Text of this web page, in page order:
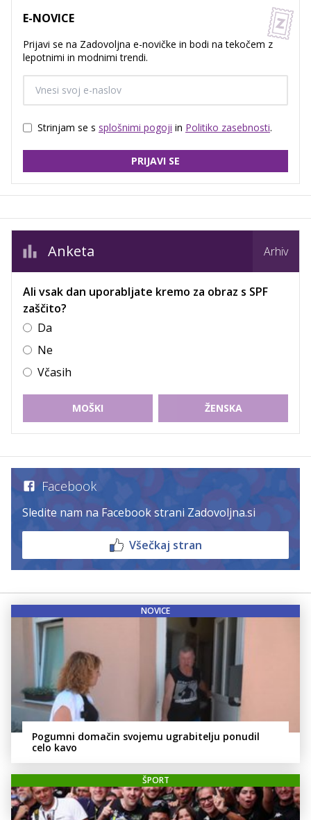
E-NOVICE
Prijavi se na Zadovoljna e-novičke in bodi na tekočem z
lepotnimi in modnimi trendi.
Strinjam se s splošnimi pogoji in Politiko zasebnosti.
PRIJAVI SE
Anketa Arhiv
Ali vsak dan uporabljate kremo za obraz s SPF
zaščito?
Da
Ne
Včasih
MOŠKI ŽENSKA
Facebook
Sledite nam na Facebook strani Zadovoljna.si
Všečkaj stran
NOVICE
Pogumni domačin svojemu ugrabitelju ponudil
celo kavo
ŠPORT